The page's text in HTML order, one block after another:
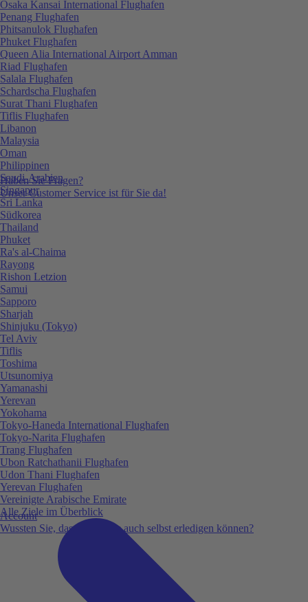
Haben Sie Fragen?
Unser Customer Service ist für Sie da!
Account
Wussten Sie, dass Sie vieles auch selbst erledigen können?
Osaka Kansai International Flughafen
Penang Flughafen
Phitsanulok Flughafen
Phuket Flughafen
Queen Alia International Airport Amman
Riad Flughafen
Salala Flughafen
Schardscha Flughafen
Surat Thani Flughafen
Tiflis Flughafen
Libanon
Malaysia
Oman
Philippinen
Saudi-Arabien
Singapur
Sri Lanka
Südkorea
Thailand
Phuket
Ra's al-Chaima
Rayong
Rishon Letzion
Samui
Sapporo
Sharjah
Shinjuku (Tokyo)
Tel Aviv
Tiflis
Toshima
Utsunomiya
Yamanashi
Yerevan
Yokohama
Tokyo-Haneda International Flughafen
Tokyo-Narita Flughafen
Trang Flughafen
Ubon Ratchathanii Flughafen
Udon Thani Flughafen
Yerevan Flughafen
Vereinigte Arabische Emirate
Alle Ziele im Überblick